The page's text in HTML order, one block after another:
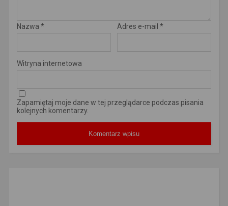
Nazwa * Adres e-mail *
Witryna internetowa
Zapamiętaj moje dane w tej przeglądarce podczas pisania
kolejnych komentarzy.